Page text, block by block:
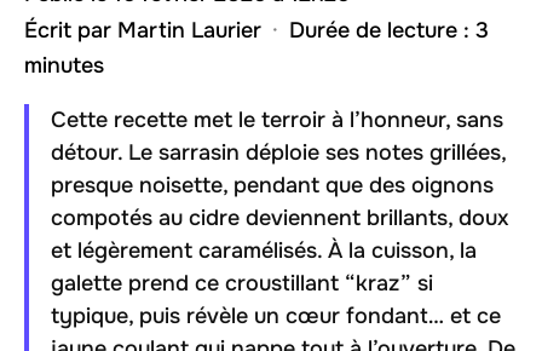
Écrit par Martin Laurier · Durée de lecture : 3
minutes
Cette recette met le terroir à l’honneur, sans
détour. Le sarrasin déploie ses notes grillées,
presque noisette, pendant que des oignons
compotés au cidre deviennent brillants, doux
et légèrement caramélisés. À la cuisson, la
galette prend ce croustillant “kraz” si
typique, puis révèle un cœur fondant… et ce